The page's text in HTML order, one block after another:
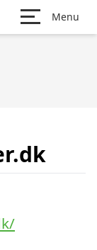
Menu